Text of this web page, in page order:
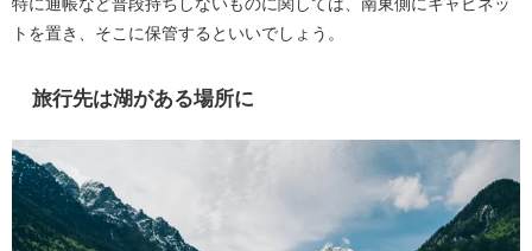
特に通帳など普段持ちしないものに関しては、南東側にキャビネッ
トを置き、そこに保管するといいでしょう。
旅行先は湖がある場所に